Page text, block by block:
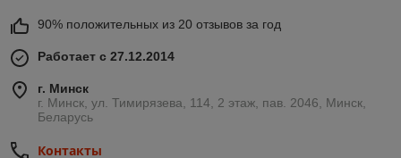
90% положительных из 20 отзывов за год
Работает с 27.12.2014
г. Минск
г. Минск, ул. Тимирязева, 114, 2 этаж, пав. 2046, Минск,
Беларусь
Контакты